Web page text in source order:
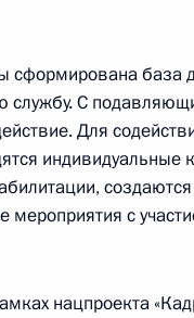
сформирована база
службу. С
Для
индивидуальные
мероприятия с
нацпроекта